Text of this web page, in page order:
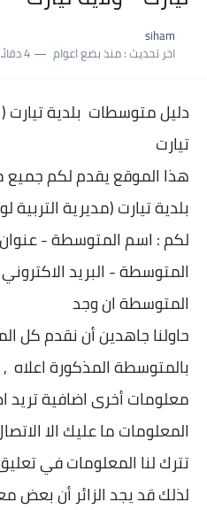
siham
اخر تحديث :منذ بضع اعوام 4 دقائق للقراءة
دليل متوسطات بلديةتيارت
تيارت
هذا الموقع يقدم لكم
بلديةتيارت (مديرية التربية
لكم : اسم المتوسطة -
المتوسطة - البريد
المتوسطة ان وجد
حاولنا جاهدين أن نقدم كل
بالمتوسطة المذكورة
معلومات أخرى اضافية تريد
المعلومات ما عليك الا
تترك لنا المعلومات في
لذلك قد يجد الزائر أن بعض